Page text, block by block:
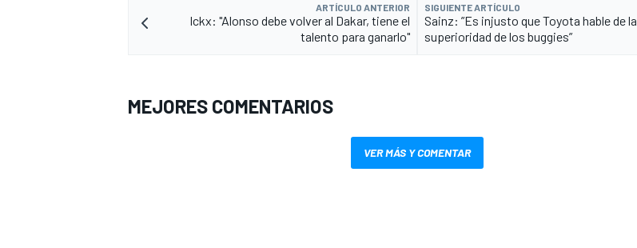
ARTÍCULO ANTERIOR
Ickx: "Alonso debe volver al Dakar, tiene el
talento para ganarlo"
SIGUIENTE ARTÍCULO
Sainz: ”Es injusto que Toyota hable de la
superioridad de los buggies”
MEJORES COMENTARIOS
VER MÁS Y COMENTAR